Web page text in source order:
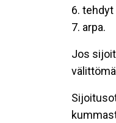
6.
7. arpa.
Jos